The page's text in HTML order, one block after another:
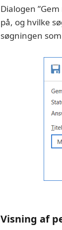
Dialogen
på, og hvilke
søgningen
Visning af